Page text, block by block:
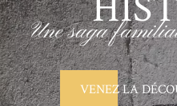
Une saga
VENEZ LA